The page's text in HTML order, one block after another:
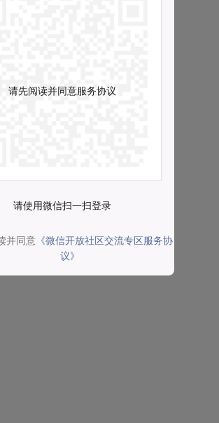
请先阅读并同意服务协议
请使用微信扫一扫登录
并同意 《微信开放社区交流专区服务协
议》